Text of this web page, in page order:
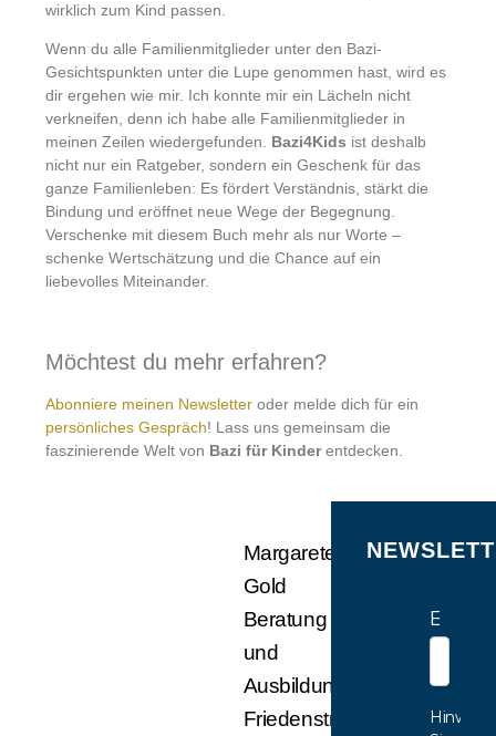
wirklich zum Kind passen.
Wenn du alle Familienmitglieder unter den Bazi-
Gesichtspunkten unter die Lupe genommen hast, wird es
dir ergehen wie mir. Ich konnte mir ein Lächeln nicht
verkneifen, denn ich habe alle Familienmitglieder in
meinen Zeilen wiedergefunden. Bazi4Kids ist deshalb
nicht nur ein Ratgeber, sondern ein Geschenk für das
ganze Familienleben: Es fördert Verständnis, stärkt die
Bindung und eröffnet neue Wege der Begegnung.
Verschenke mit diesem Buch mehr als nur Worte –
schenke Wertschätzung und die Chance auf ein
liebevolles Miteinander.
Möchtest du mehr erfahren?
Abonniere meinen Newsletter oder melde dich für ein
persönliches Gespräch! Lass uns gemeinsam die
faszinierende Welt von Bazi für Kinderentdecken.
Margarete
Gold
Beratung
und
Ausbildung
Friedenstr.
Hinweis: